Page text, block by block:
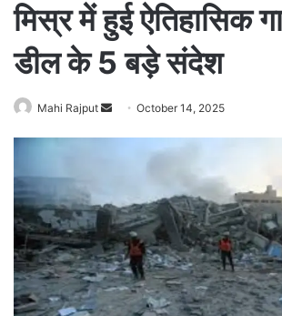
मिस्र में हुई ऐतिहासिक
डील के 5 बड़े संदेश
Mahi Rajput
n
e
m
a
i
October 14, 2025